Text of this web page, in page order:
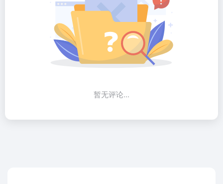
暂无评论...